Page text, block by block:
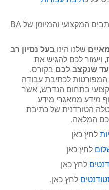
כאן בדיוק נכנס לתמונה צוות הכותבים המקצועי והמיומן של BA
שלנו הינו בעל נסיון רב
ויעזור לכם להגיש את
שנקצב לכם בקורס.
לכתיבת עבודה
בתחום הנדרש, אשר
מידע ממאגרי מידע
הטורדנית של כתיבת
המלאה.
לחץ כאן
לחץ כאן
לחץ כאן
לחץ כאן.